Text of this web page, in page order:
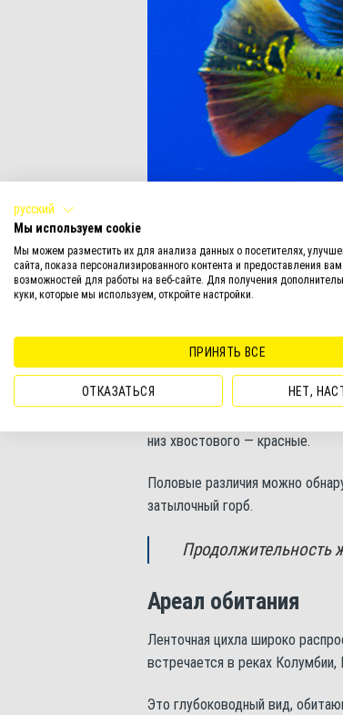
Основной окрас тела
чёрной. Три широкие чёрные
хаотично разбросаны по
низ хвостового — красные.
Половые различия можно
затылочный горб.
Продолжительность
Ареал обитания
Ленточная цихла широко
встречается в реках Колумбии,
Это глубоководный вид,
русский
Мы используем cookie
Мы можем разместить их для анализа данных о посетителях,
сайта, показа персонализированного контента и предоставления
возможностей для работы на веб-сайте. Для получения
куки, которые мы используем, откройте настройки.
ПРИНЯТЬ ВСЕ
ОТКАЗАТЬСЯ НЕТ,